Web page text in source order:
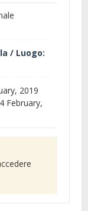
/ Luogo:
2019
February,